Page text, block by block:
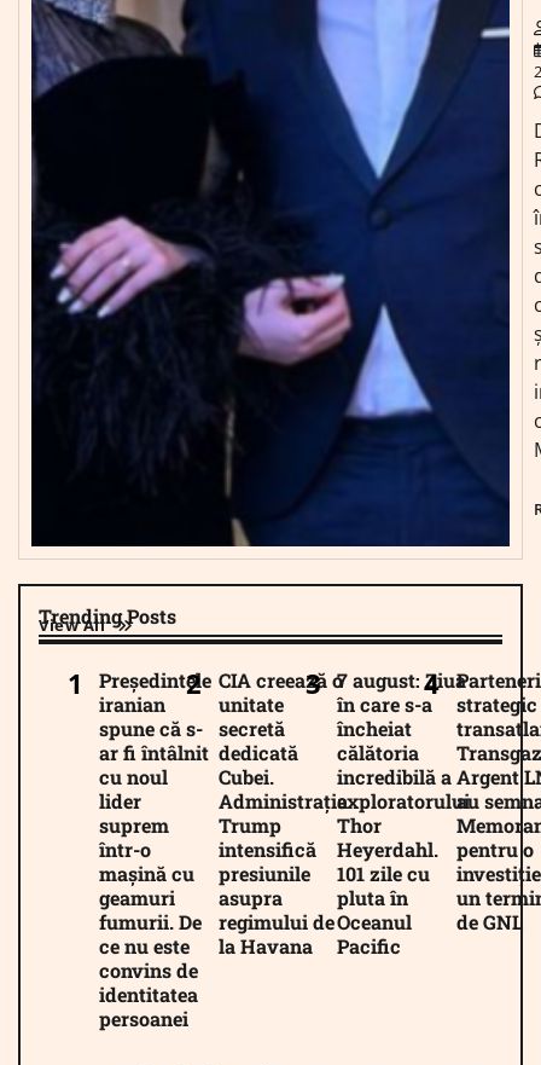
Trending Posts
View All
Președintele
iranian
spune că s-
ar fi întâlnit
cu noul
lider
suprem
într-o
mașină cu
geamuri
fumurii. De
ce nu este
convins de
identitatea
persoanei
CIA creează o
unitate
secretă
dedicată
Cubei.
Administrația
Trump
intensifică
presiunile
asupra
regimului de
la Havana
7 august: Ziua
în care s-a
încheiat
călătoria
incredibilă a
exploratorului
Thor
Heyerdahl.
101 zile cu
pluta în
Oceanul
Pacific
strategic
Argent
au
pentru o
un
de GNL